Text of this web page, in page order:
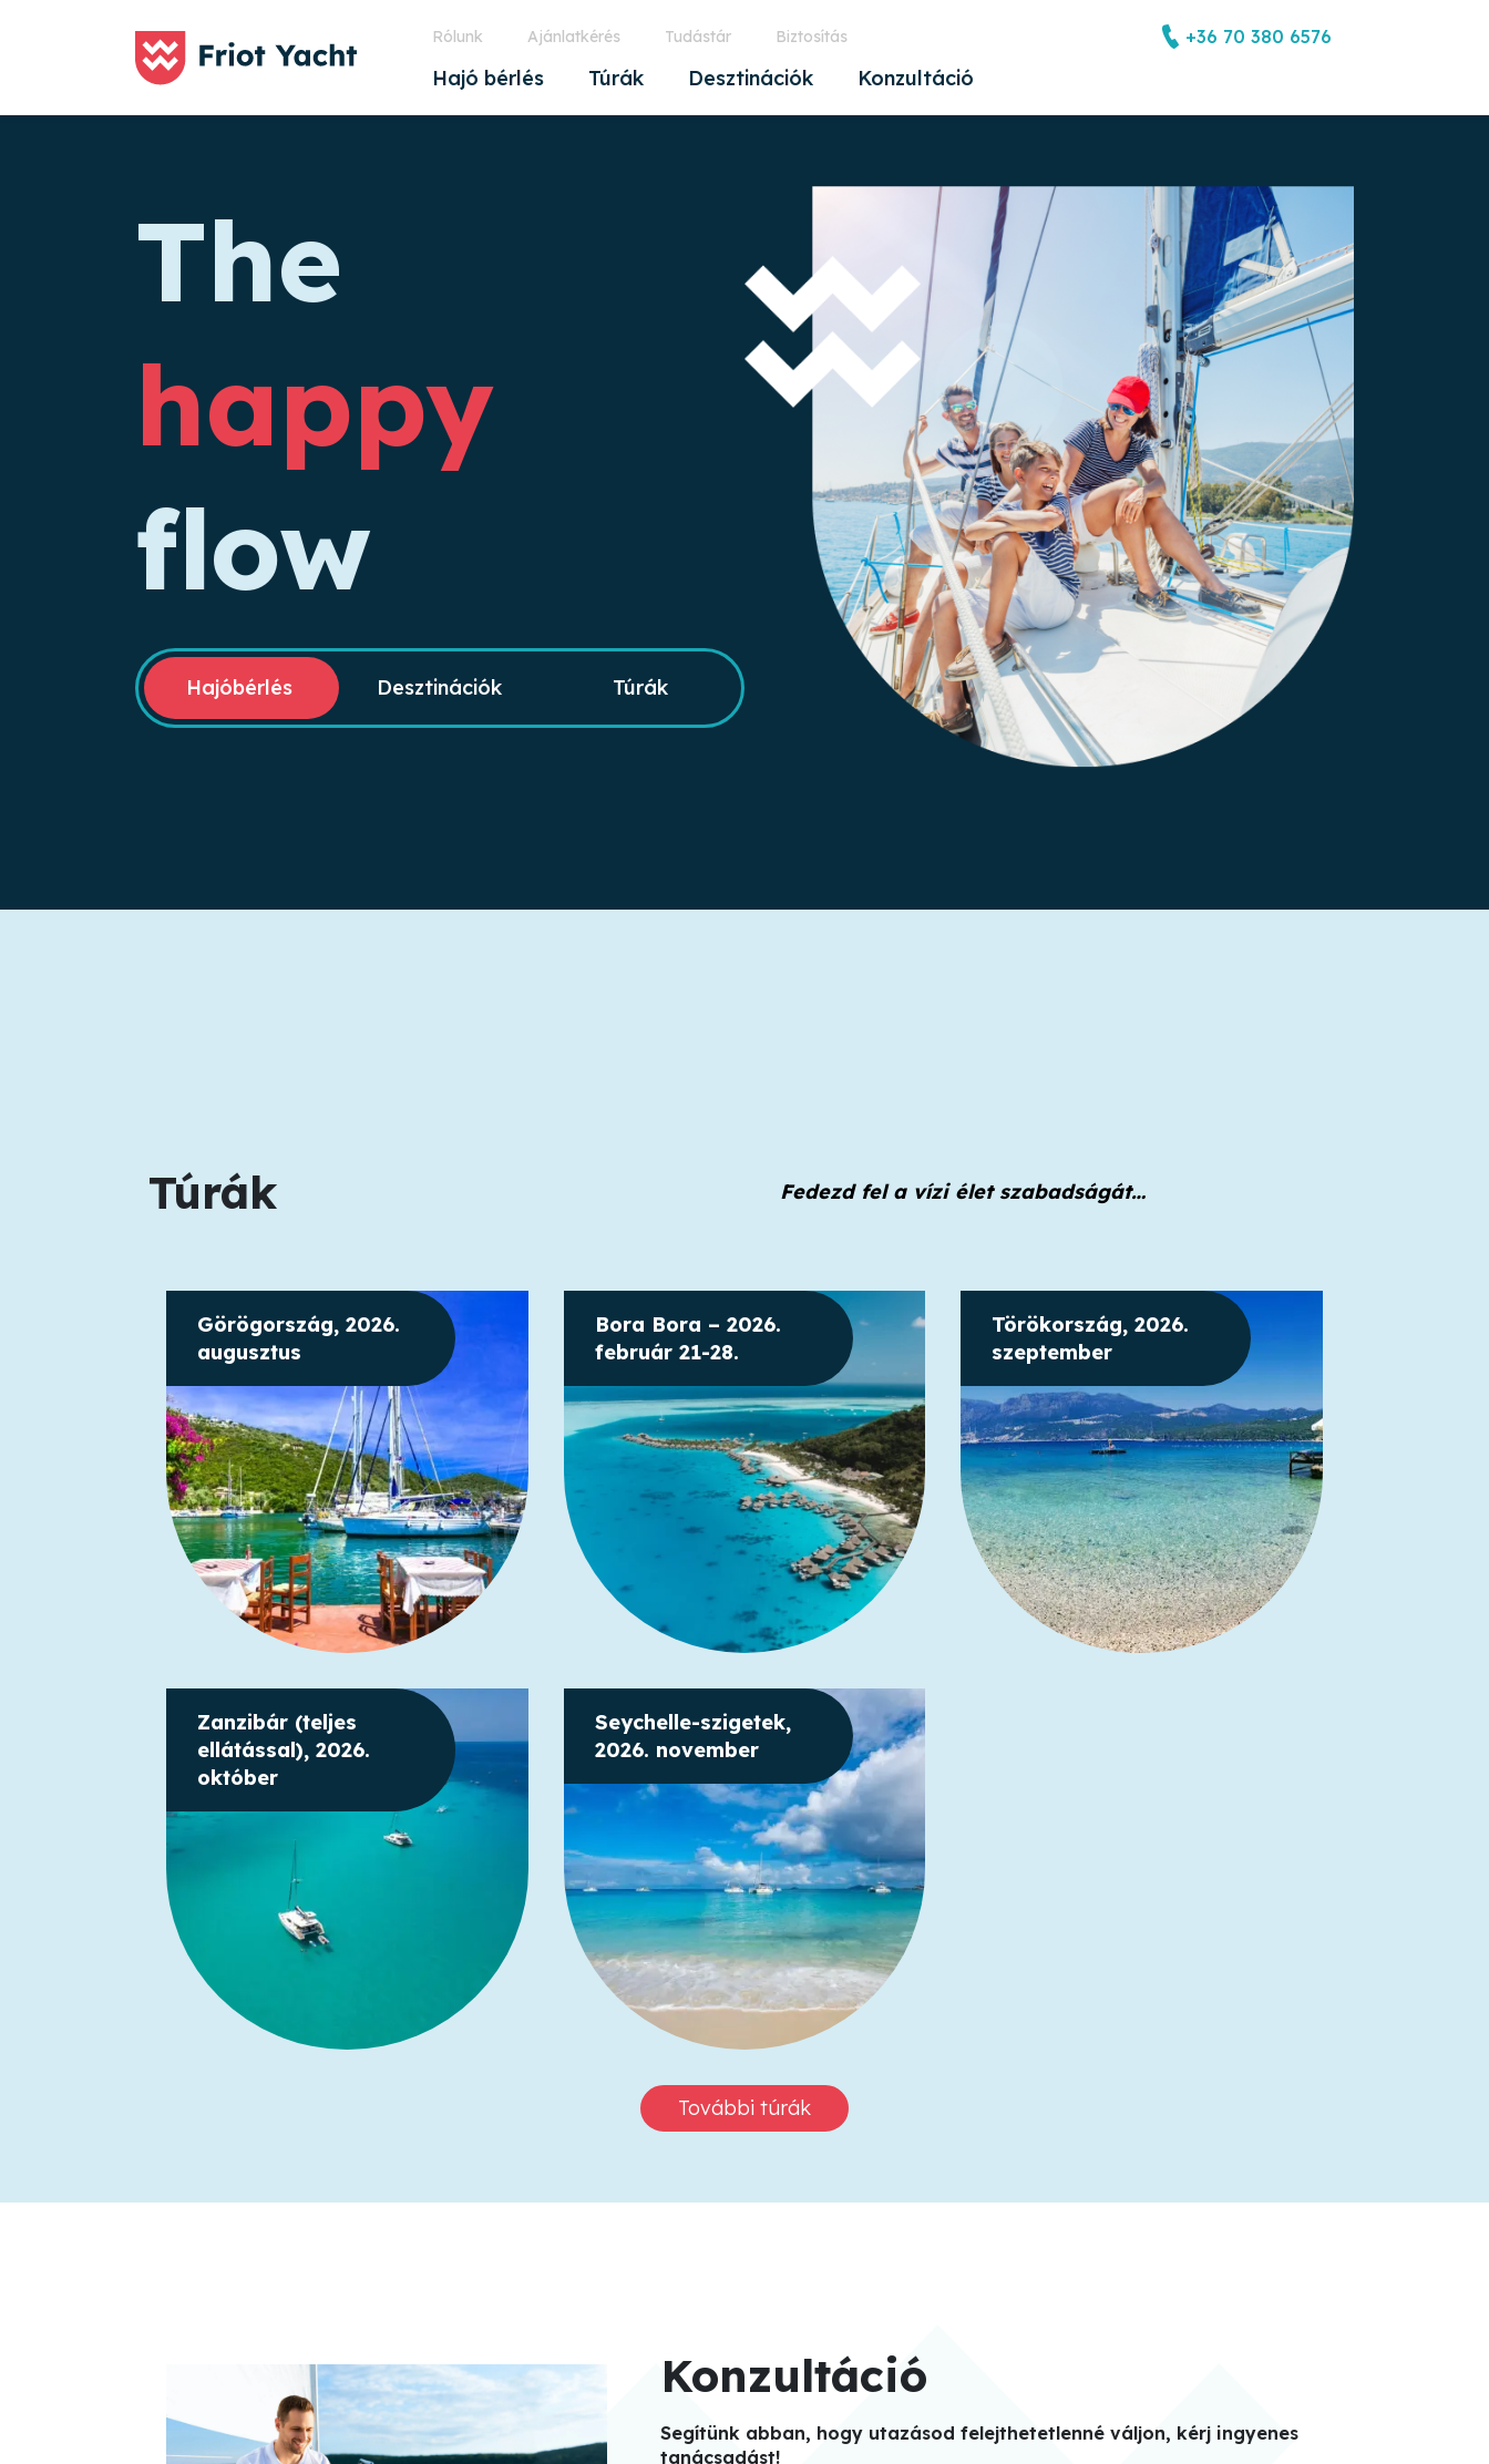
Rólunk Ajánlatkérés Tudástár Biztosítás +36 70 380 6576
Hajó bérlés Túrák Desztinációk Konzultáció
The
happy
flow
Hajóbérlés Desztinációk Túrák
Túrák Fedezd fel a vízi élet szabadságát…
Görögország, 2026.
augusztus
Bora Bora – 2026.
február 21-28.
Törökország, 2026.
szeptember
Zanzibár (teljes
ellátással), 2026.
október
Seychelle-szigetek,
2026. november
További túrák
Konzultáció
Segítünk abban, hogy utazásod felejthetetlenné váljon, kérj ingyenes
tanácsadást!